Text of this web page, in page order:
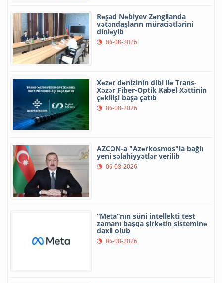
Rəşad Nəbiyev Zəngilanda
vətəndaşların müraciətlərini
dinləyib
06-08-2026
Xəzər dənizinin dibi ilə Trans-
Xəzər Fiber-Optik Kabel Xəttinin
çəkilişi başa çatıb
06-08-2026
AZCON-a "Azərkosmos"la bağlı
yeni səlahiyyətlər verilib
06-08-2026
“Meta”nın süni intellekti test
zamanı başqa şirkətin sisteminə
daxil olub
06-08-2026